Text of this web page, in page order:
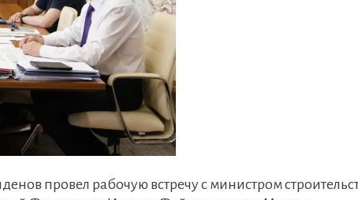
провел рабочую встречу с министром